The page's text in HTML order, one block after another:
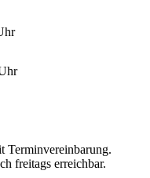
Terminvereinbarung.
freitags erreichbar.